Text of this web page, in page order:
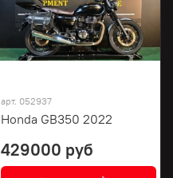
арт. 052937
Honda GB350 2022
429000 руб